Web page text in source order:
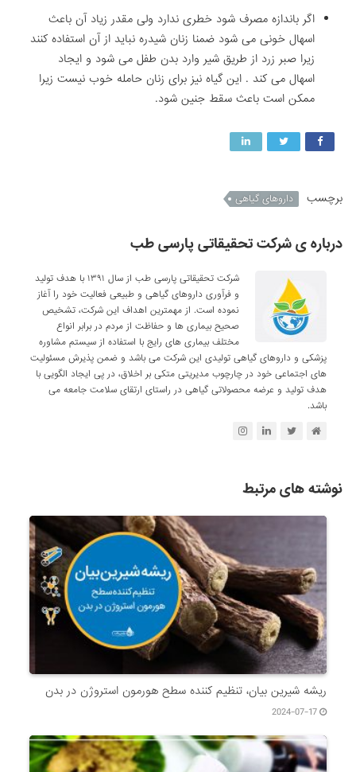
اگر باندازه مصرف شود خطری ندارد ولی مقدر زیاد آن باعث
اسهال خونی می شود ضمنا زنان شیدره نباید از آن استفاده کنند
زیرا صبر زرد از طریق شیر وارد بدن طفل می شود و ایجاد
اسهال می کند . این گیاه نیز برای زنان حامله خوب نیست زیرا
ممکن است باعث سقط جنین شود.
برچسب داروهای گیاهی
درباره ی شرکت تحقیقاتی پارسی طب
شرکت تحقیقاتی پارسی طب از سال ۱۳۹۱ با هدف تولید
و فرآوری داروهای گیاهی و طبیعی فعالیت خود را آغاز
نموده است. از مهمترین اهداف این شرکت، تشخیص
صحیح بیماری ها و حفاظت از مردم در برابر انواع
مختلف بیماری های رایج با استفاده از سیستم مشاوره
پزشکی و داروهای گیاهی تولیدی این شرکت می باشد و ضمن پذیرش مسئولیت
های اجتماعی خود در چارچوب مدیریتی متکی بر اخلاق، در پی ایجاد الگویی با
هدف تولید و عرضه محصولاتی گیاهی در راستای ارتقای سلامت جامعه می
باشد.
نوشته های مرتبط
ریشه شیرین بیان، تنظیم کننده سطح هورمون استروژن در بدن
2024-07-17